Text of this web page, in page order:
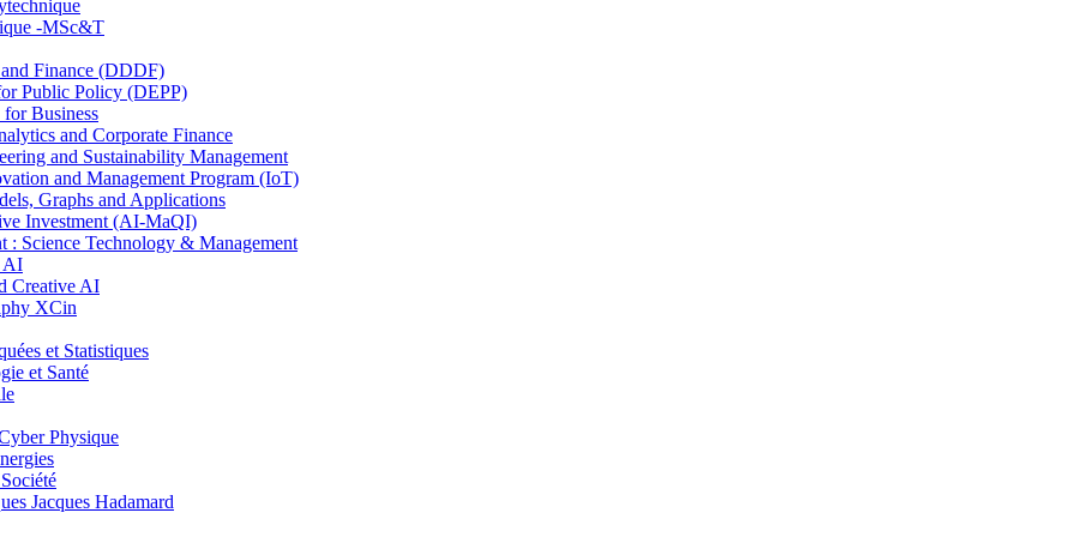
-MSc&T
Finance (DDDF)
Public Policy (DEPP)
Business
and Corporate Finance
and Sustainability Management
and Management Program (IoT)
Graphs and Applications
Investment (AI-MaQI)
Science Technology & Management
AI
Creative AI
XCin
et Statistiques
et Santé
Physique
Jacques Hadamard